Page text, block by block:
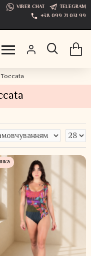
VIBER CHAT
TELEGRAM
+38 099 71 031 99
Toccata